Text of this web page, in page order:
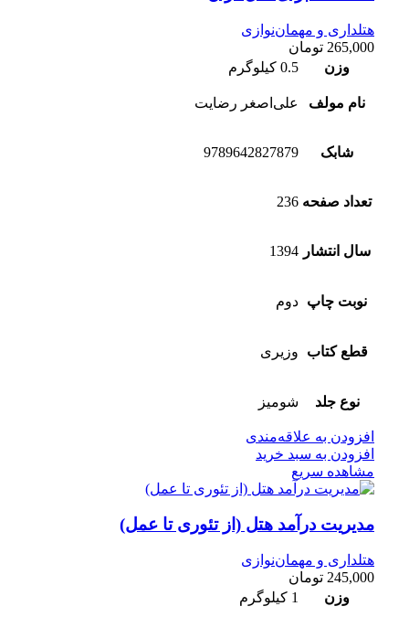
هتلداری و مهمان‌نوازی
265,000 تومان
وزن
0.5 کیلوگرم
نام مولف علی‌اصغر رضایت
شابک 9789642827879
تعداد صفحه 236
سال انتشار 1394
نوبت چاپ دوم
قطع کتاب وزیری
نوع جلد شومیز
افزودن به علاقه‌مندی
افزودن به سبد خرید
مشاهده سریع
مدیریت درآمد هتل (از تئوری تا عمل)
هتلداری و مهمان‌نوازی
245,000 تومان
وزن
1 کیلوگرم